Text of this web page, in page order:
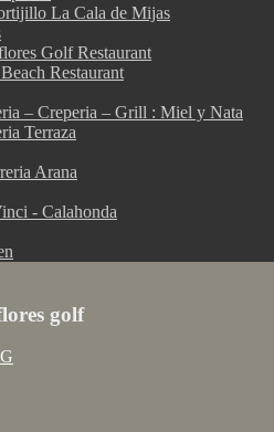
La Cala de Mijas
Golf Restaurant
Restaurant
– Creperia – Grill : Miel y Nata
Terraza
Arana
- Calahonda
golf